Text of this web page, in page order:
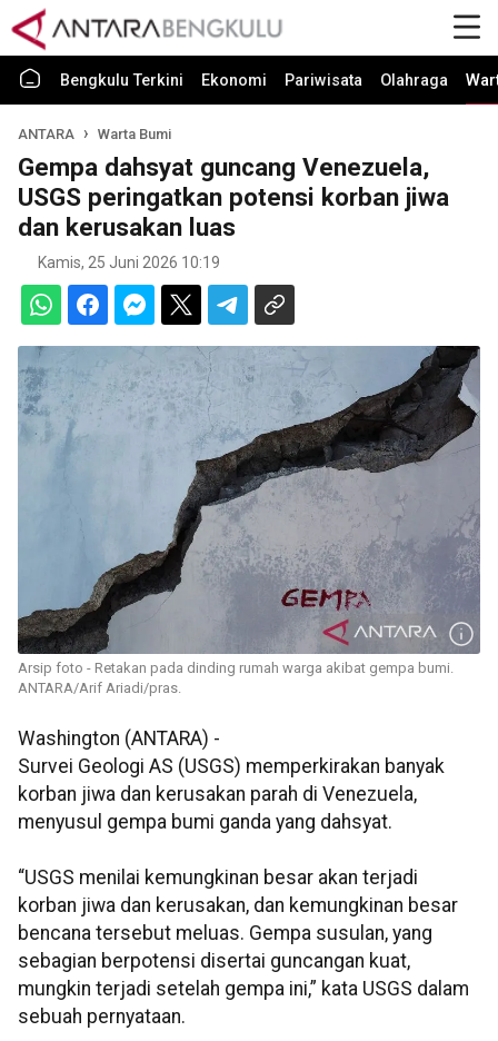
Bengkulu Terkini Ekonomi Pariwisata Olahraga
ANTARA Warta Bumi
Gempa dahsyat guncang Venezuela,
USGS peringatkan potensi korban jiwa
dan kerusakan luas
Kamis, 25 Juni 2026 10:19
Arsip foto - Retakan pada dinding rumah warga akibat gempa bumi.
ANTARA/Arif Ariadi/pras.
Washington (ANTARA) -
Survei Geologi AS (USGS) memperkirakan banyak
korban jiwa dan kerusakan parah di Venezuela,
menyusul gempa bumi ganda yang dahsyat.
“USGS menilai kemungkinan besar akan terjadi
korban jiwa dan kerusakan, dan kemungkinan besar
bencana tersebut meluas. Gempa susulan, yang
sebagian berpotensi disertai guncangan kuat,
mungkin terjadi setelah gempa ini,” kata USGS dalam
sebuah pernyataan.